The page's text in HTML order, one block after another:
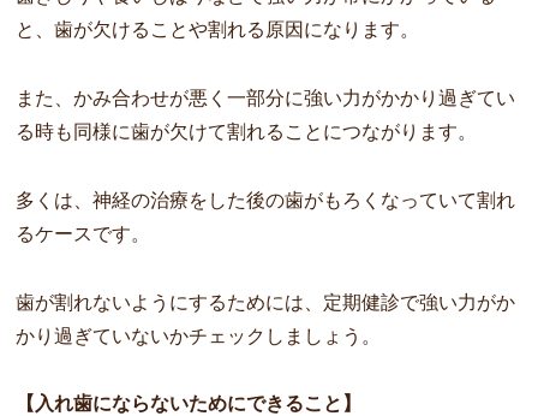
と、歯が欠けることや割れる原因になります。
また、かみ合わせが悪く一部分に強い力がかかり過ぎてい
る時も同様に歯が欠けて割れることにつながります。
多くは、神経の治療をした後の歯がもろくなっていて割れ
るケースです。
歯が割れないようにするためには、定期健診で強い力がか
かり過ぎていないかチェックしましょう。
【入れ歯にならないためにできること】